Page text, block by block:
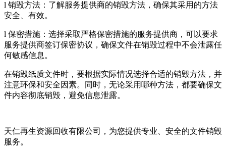
l 销毁方法：了解服务提供商的销毁方法，确保其采用的方法
安全、有效。
l 保密措施：选择采取严格保密措施的服务提供商，可以要求
服务提供商签订保密协议，确保文件在销毁过程中不会泄露任
何敏感信息。
在销毁纸质文件时，要根据实际情况选择合适的销毁方法，并
注意环保和安全因素。同时，无论采用哪种方法，都要确保文
件内容彻底销毁，避免信息泄露。
天仁再生资源回收有限公司，为您提供专业、安全的文件销毁
服务。